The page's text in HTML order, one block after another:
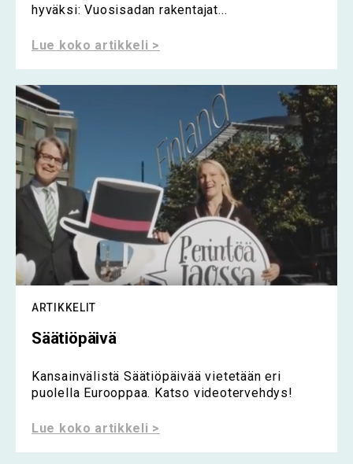
hyväksi: Vuosisadan rakentajat...
Lue koko artikkeli >
ARTIKKELIT
Säätiöpäivä
Kansainvälistä Säätiöpäivää vietetään eri
puolella Eurooppaa. Katso videotervehdys!
Lue koko artikkeli >